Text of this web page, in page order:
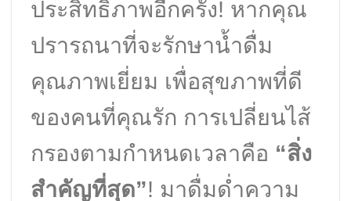
ประสิทธิภาพอีกครั้ง! หากคุณ
ปรารถนาที่จะรักษาน้ำดื่ม
คุณภาพเยี่ยม เพื่อสุขภาพที่ดี
ของคนที่คุณรัก การเปลี่ยนไส้
กรองตามกำหนดเวลาคือ “สิ่ง
สำคัญที่สุด”! มาดื่มด่ำความ